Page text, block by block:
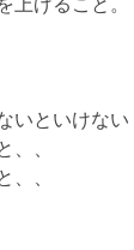
いといけない
、、
、、